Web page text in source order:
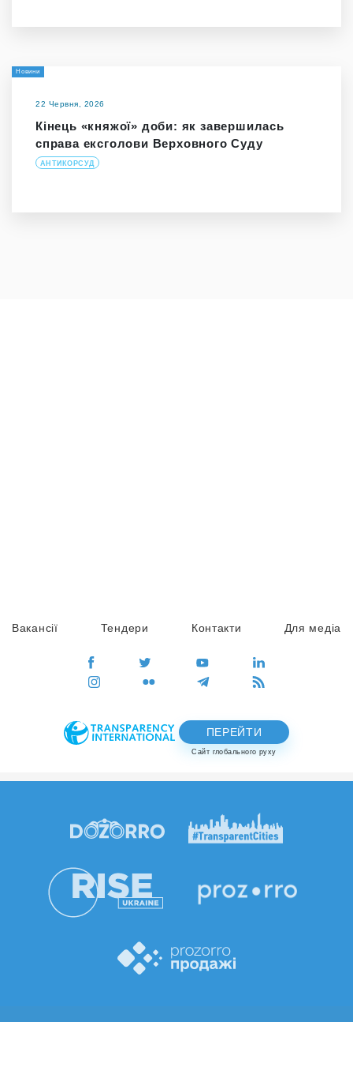
Новини
22 Червня, 2026
Кінець «княжої» доби: як завершилась
справа ексголови Верховного Суду
АНТИКОРСУД
Вакансії Тендери Контакти Для медіа
ПЕРЕЙТИ
Сайт глобального руху